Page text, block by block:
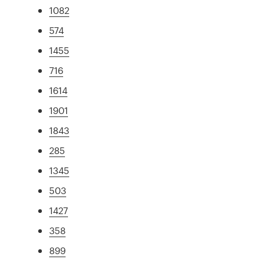
1082
574
1455
716
1614
1901
1843
285
1345
503
1427
358
899